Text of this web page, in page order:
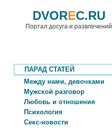
DVOREC.RU
Портал досуга и развлечений
ПАРАД СТАТЕЙ
Между нами, девочками
Мужской разговор
Любовь и отношения
Психология
Секс-новости